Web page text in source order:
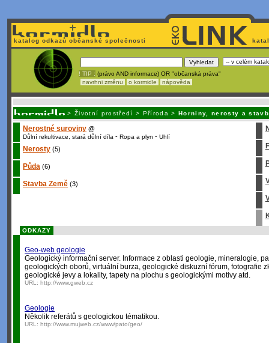
katalog odkazů občanské společnosti
! TIP : (právo AND informace) OR "občanská práva"
navrhni změnu
o kormidle nápověda
> Životní prostředí > Příroda >Horniny, nerosty a
Nerostné suroviny @
Důlní rekultivace, stará důlní díla - Ropa a plyn - Uhlí
Nerosty (5)
Půda (6)
Stavba Země (3)
ODKAZY
Geo-web geologie
Geologický informační server. Informace z oblasti geologie, mineralogie,
geologických oborů, virtuální burza, geologické diskuzní fórum, fotografie
geologické jevy a lokality, tapety na plochu s geologickými motivy atd.
URL: http://www.gweb.cz
Geologie
Několik referátů s geologickou tématikou.
URL: http://www.mujweb.cz/www/pato/geo/